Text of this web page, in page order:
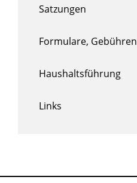
Satzungen
Formulare, Gebühren
Haushaltsführung
Links